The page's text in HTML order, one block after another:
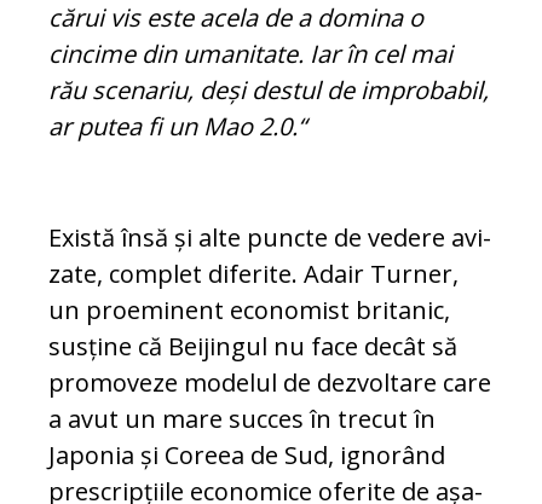
cărui vis este acela de a domina o
cincime din umanitate. Iar în cel mai
rău scenariu, deși destul de improbabil,
ar putea fi un Mao 2.0.“
Există însă și alte puncte de vedere avi­
za­te, complet diferite. Adair Turner,
un proeminent economist britanic,
susține că Beijingul nu face decât să
promoveze modelul de dezvoltare care
a avut un mare succes în trecut în
Japonia și Co­reea de Sud, ignorând
prescripțiile economice oferite de așa-